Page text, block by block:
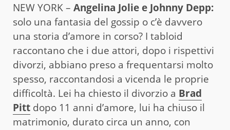
NEW YORK – Angelina Jolie e Johnny Depp:
solo una fantasia del gossip o c’è davvero
una storia d’amore in corso? I tabloid
raccontano che i due attori, dopo i rispettivi
divorzi, abbiano preso a frequentarsi molto
spesso, raccontandosi a vicenda le proprie
difficoltà. Lei ha chiesto il divorzio a Brad
Pitt dopo 11 anni d’amore, lui ha chiuso il
matrimonio, durato circa un anno, con